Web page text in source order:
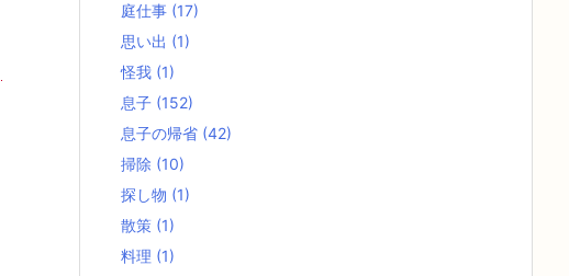
庭仕事 (17)
思い出 (1)
怪我 (1)
息子 (152)
息子の帰省 (42)
掃除 (10)
探し物 (1)
散策 (1)
料理 (1)